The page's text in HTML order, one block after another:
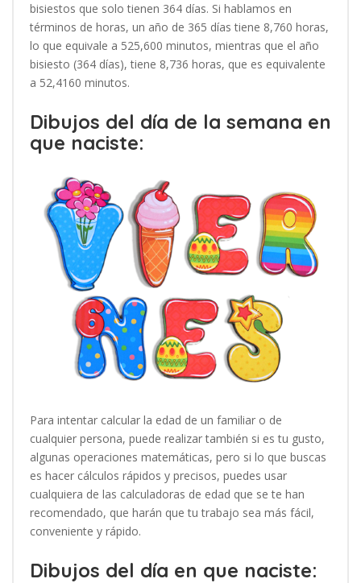
bisiestos que solo tienen 364 días. Si hablamos en
términos de horas, un año de 365 días tiene 8,760 horas,
lo que equivale a 525,600 minutos, mientras que el año
bisiesto (364 días), tiene 8,736 horas, que es equivalente
a 52,4160 minutos.
Dibujos del día de la semana en
que naciste:
Para intentar calcular la edad de un familiar o de
cualquier persona, puede realizar también si es tu gusto,
algunas operaciones matemáticas, pero si lo que buscas
es hacer cálculos rápidos y precisos, puedes usar
cualquiera de las calculadoras de edad que se te han
recomendado, que harán que tu trabajo sea más fácil,
conveniente y rápido.
Dibujos del día en que naciste: